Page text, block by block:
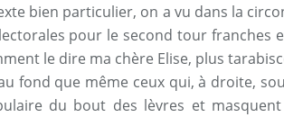
bien particulier, on a vu dans la
pour le second tour franches
le dire ma chère Elise, plus
fond que même ceux qui, à droite,
du bout des lèvres et